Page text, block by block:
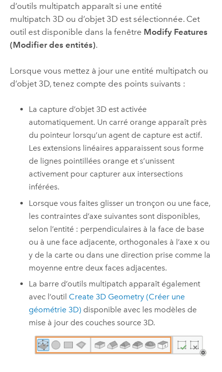
d’outils multipatch apparaît si une entité
multipatch 3D ou d’objet 3D est sélectionnée. Cet
outil est disponible dans la fenêtre Modify Features
(Modifier des entités).
Lorsque vous mettez à jour une entité multipatch ou
d’objet 3D, tenez compte des points suivants :
La capture d’objet 3D est activée
automatiquement. Un carré orange apparaît près
du pointeur lorsqu’un agent de capture est actif.
Les extensions linéaires apparaissent sous forme
de lignes pointillées orange et s’unissent
activement pour capturer aux intersections
inférées.
Lorsque vous faites glisser un tronçon ou une face,
les contraintes d’axe suivantes sont disponibles,
selon l’entité : perpendiculaires à la face de base
ou à une face adjacente, orthogonales à l’axe x ou
y de la carte ou dans une direction prise comme la
moyenne entre deux faces adjacentes.
La barre d’outils multipatch apparaît également
avec l’outil Create 3D Geometry (Créer une
géométrie 3D) disponible avec les modèles de
mise à jour des couches source 3D.